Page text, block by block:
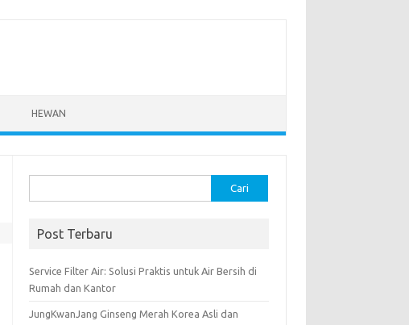
HEWAN
untuk:
Post Terbaru
Service Filter Air: Solusi Praktis untuk Air Bersih di
Rumah dan Kantor
JungKwanJang Ginseng Merah Korea Asli dan